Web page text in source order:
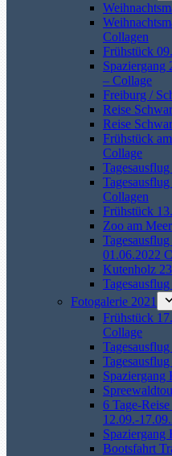
Collagen
Frühstück
Spaziergang
– Collage
Freiburg /
Reise
Reise
Frühstück
Collage
Collagen
Frühstück
Zoo am
01.06.2022
Kutenholz
Fotogalerie 2021
Frühstück
Collage
Spaziergang
6 Tage-
12.09.-
Spaziergang
Bootsfahrt